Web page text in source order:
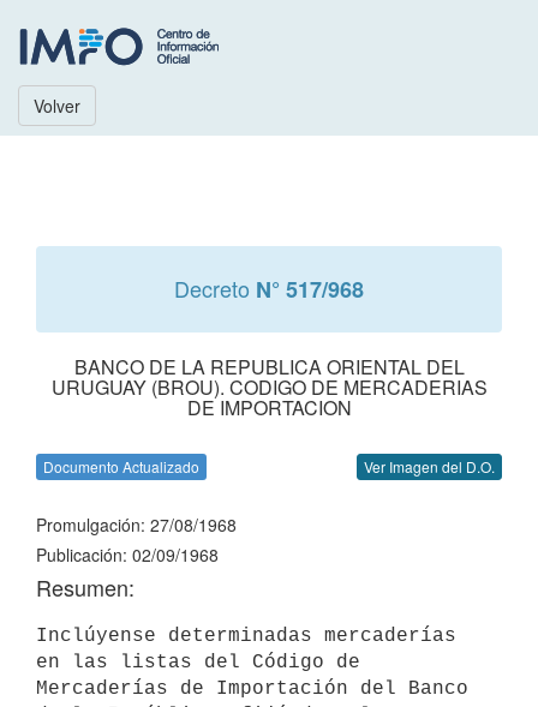
Volver
Decreto N° 517/968
BANCO DE LA REPUBLICA ORIENTAL DEL
URUGUAY (BROU). CODIGO DE MERCADERIAS
DE IMPORTACION
Documento Actualizado Ver Imagen del D.O.
Promulgación: 27/08/1968
Publicación: 02/09/1968
Resumen:
Inclúyense determinadas mercaderías
en las listas del Código de
Mercaderías de Importación del Banco